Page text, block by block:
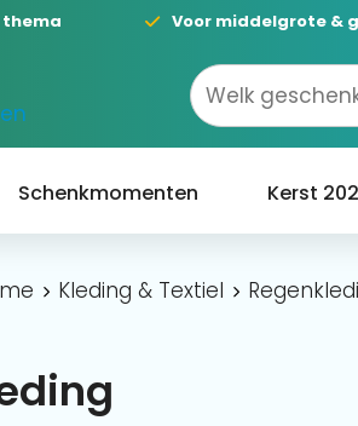
thema Voor middelgrote &
Schenkmomenten Kerst
Kleding & Textiel